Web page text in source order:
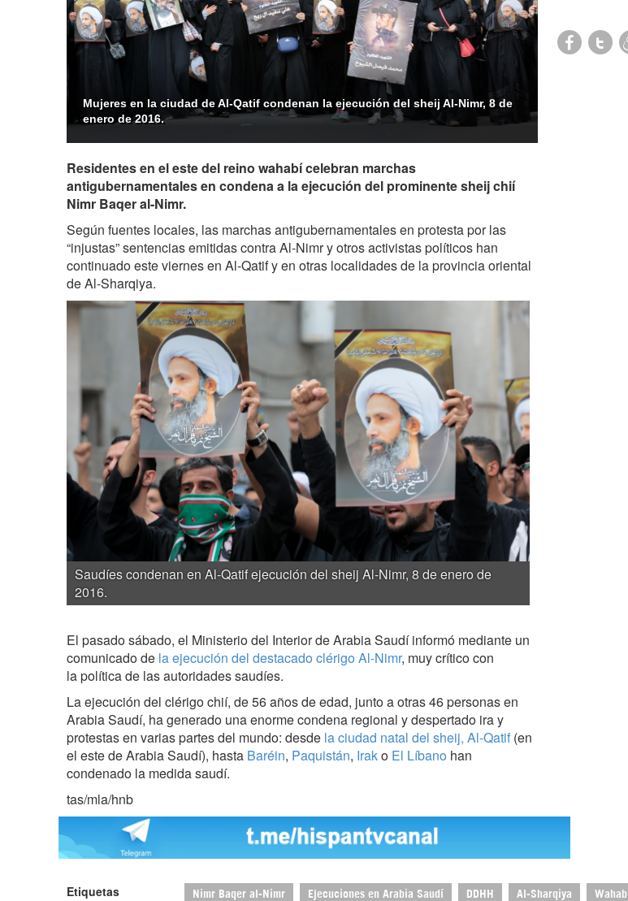
Mujeres en la ciudad de Al-Qatif condenan la ejecución del sheij Al-Nimr, 8 de
enero de 2016.
Residentes en el este del reino wahabí celebran marchas
antigubernamentales en condena a la ejecución del prominente sheij chií
Nimr Baqer al-Nimr.
Según fuentes locales, las marchas antigubernamentales en protesta por las
“injustas” sentencias emitidas contra Al-Nimr y otros activistas políticos han
continuado este viernes en Al-Qatif y en otras localidades de la provincia oriental
de Al-Sharqiya.
Saudíes condenan en Al-Qatif ejecución del sheij Al-Nimr, 8 de enero de
2016.
El pasado sábado, el Ministerio del Interior de Arabia Saudí informó mediante un
comunicado de la ejecución del destacado clérigo Al-Nimr, muy crítico con
la política de las autoridades saudíes.
La ejecución del clérigo chií, de 56 años de edad, junto a otras 46 personas en
Arabia Saudí, ha generado una enorme condena regional y despertado ira y
protestas en varias partes del mundo: desde la ciudad natal del sheij, Al-Qatif (en
el este de Arabia Saudí), hasta Baréin, Paquistán, Irako El Líbano han
condenado la medida saudí.
tas/mla/hnb
Etiquetas Nimr Baqer al-Nimr Ejecuciones en Arabia Saudí DDHH Al-Sharqiya